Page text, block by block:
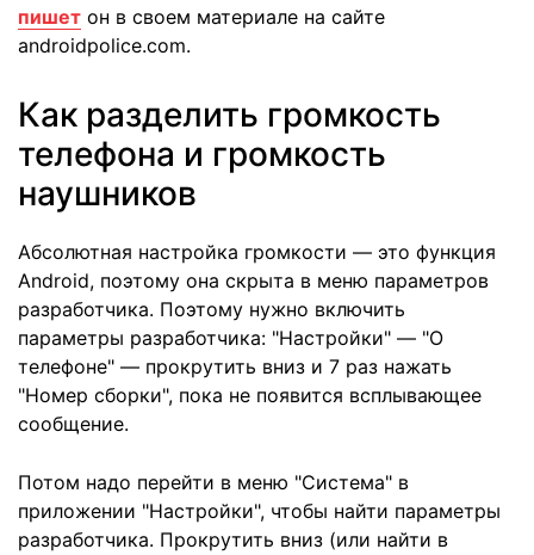
пишет он в своем материале на сайте
androidpolice.com.
Как разделить громкость
телефона и громкость
наушников
Абсолютная настройка громкости — это функция
Android, поэтому она скрыта в меню параметров
разработчика. Поэтому нужно включить
параметры разработчика: "Настройки" — "О
телефоне" — прокрутить вниз и 7 раз нажать
"Номер сборки", пока не появится всплывающее
сообщение.
Потом надо перейти в меню "Система" в
приложении "Настройки", чтобы найти параметры
разработчика. Прокрутить вниз (или найти в